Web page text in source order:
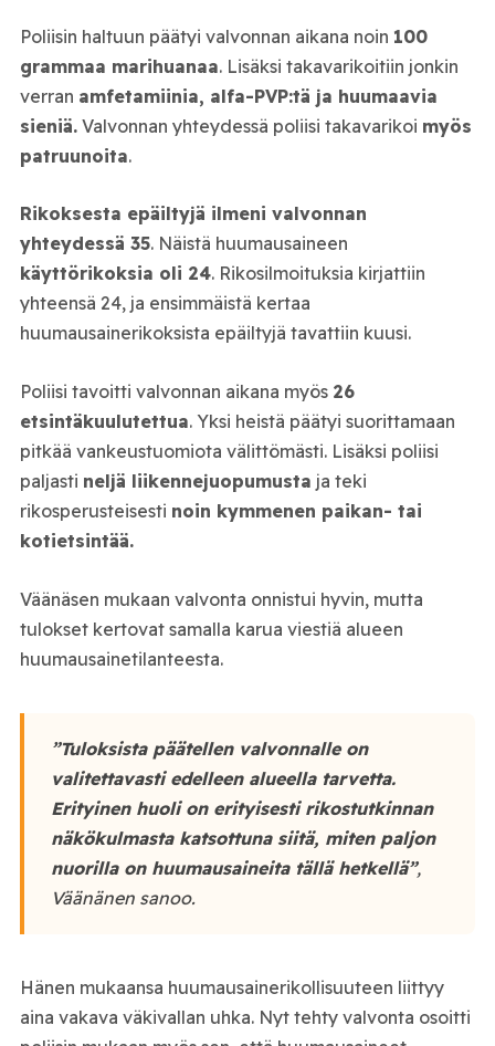
Poliisin haltuun päätyi valvonnan aikana noin 100
grammaa marihuanaa. Lisäksi takavarikoitiin jonkin
verran amfetamiinia, alfa-PVP:tä ja huumaavia
sieniä.Valvonnan yhteydessä poliisi takavarikoi myös
patruunoita.
Rikoksesta epäiltyjä ilmeni valvonnan
yhteydessä 35. Näistä huumausaineen
käyttörikoksia oli 24. Rikosilmoituksia kirjattiin
yhteensä 24, ja ensimmäistä kertaa
huumausainerikoksista epäiltyjä tavattiin kuusi.
Poliisi tavoitti valvonnan aikana myös 26
etsintäkuulutettua. Yksi heistä päätyi suorittamaan
pitkää vankeustuomiota välittömästi. Lisäksi poliisi
paljasti neljä liikennejuopumusta ja teki
rikosperusteisesti noin kymmenen paikan- tai
kotietsintää.
Väänäsen mukaan valvonta onnistui hyvin, mutta
tulokset kertovat samalla karua viestiä alueen
huumausainetilanteesta.
”Tuloksista päätellen valvonnalle on
valitettavasti edelleen alueella tarvetta.
Erityinen huoli on erityisesti rikostutkinnan
näkökulmasta katsottuna siitä, miten paljon
nuorilla on huumausaineita tällä hetkellä”,
Väänänen sanoo.
Hänen mukaansa huumausainerikollisuuteen liittyy
aina vakava väkivallan uhka. Nyt tehty valvonta osoitti